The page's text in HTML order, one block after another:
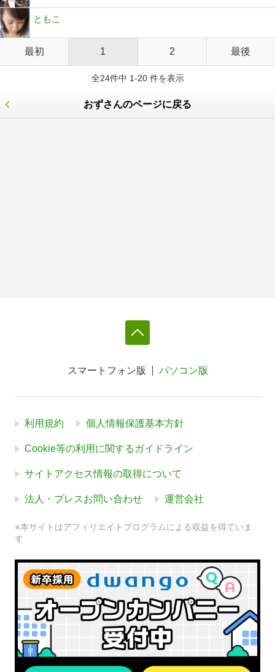
ともこ
最初 1 2 最後
全24件中 1-20 件を表示
おずさんのページに戻る
スマートフォン版 パソコン版
利用規約 個人情報保護基本方針
Cookie等の利用に関するガイドライン
サイトアクセス情報の取得について
法人・プレスお問い合わせ 運営会社
※本サイトはアフィリエイトプログラムによる収益を得ていま
す